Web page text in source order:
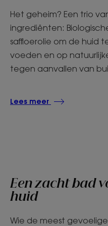
Het geheim? Een trio
ingrediënten:
saffloerolie om de huid
voeden en op
tegen aanvallen van
Lees meer
Een zacht bad
huid
Wie de meest